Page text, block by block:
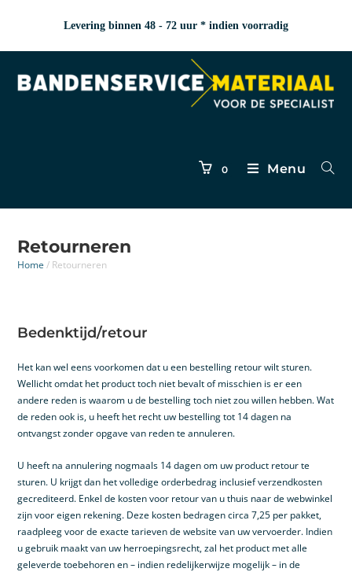
Levering binnen 48 - 72 uur * indien voorradig
0 Menu
Retourneren
Home / Retourneren
Bedenktijd/retour
Het kan wel eens voorkomen dat u een bestelling retour wilt sturen.
Wellicht omdat het product toch niet bevalt of misschien is er een
andere reden is waarom u de bestelling toch niet zou willen hebben. Wat
de reden ook is, u heeft het recht uw bestelling tot 14 dagen na
ontvangst zonder opgave van reden te annuleren.
U heeft na annulering nogmaals 14 dagen om uw product retour te
sturen. U krijgt dan het volledige orderbedrag inclusief verzendkosten
gecrediteerd. Enkel de kosten voor retour van u thuis naar de webwinkel
zijn voor eigen rekening. Deze kosten bedragen circa 7,25 per pakket,
raadpleeg voor de exacte tarieven de website van uw vervoerder. Indien
u gebruik maakt van uw herroepingsrecht, zal het product met alle
geleverde toebehoren en – indien redelijkerwijze mogelijk – in de